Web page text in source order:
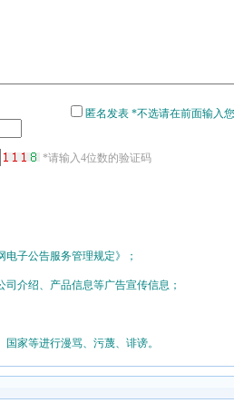
匿名发表 *不选请在前面输入
*请输入4位数的验证码
子公告服务管理规定》；
介绍、产品信息等广告宣传信息；
家等进行漫骂、污蔑、诽谤。